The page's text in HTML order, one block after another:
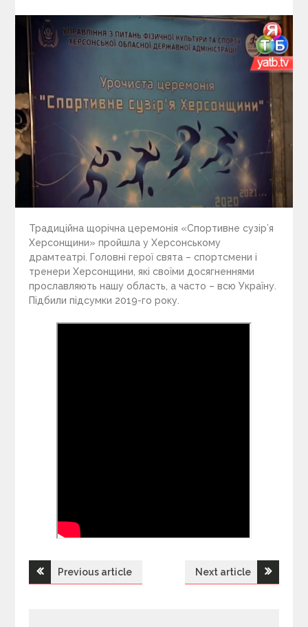
Традиційна щорічна церемонія «Спортивне сузір’я
Херсонщини» пройшла у Херсонському
драмтеатрі. Головні герої свята – спортсмени і
тренери Херсонщини, які своїми досягненнями
прославляють нашу область, а часто – всю Україну.
Підбили підсумки 2019-го року.
Н
Previous article Next article